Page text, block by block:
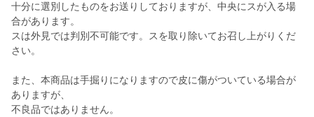
十分に選別したものをお送りしておりますが、中央にスが入る場
合があります。
スは外見では判別不可能です。スを取り除いてお召し上がりくだ
さい。
また、本商品は手掘りになりますので皮に傷がついている場合が
ありますが、
不良品ではありません。